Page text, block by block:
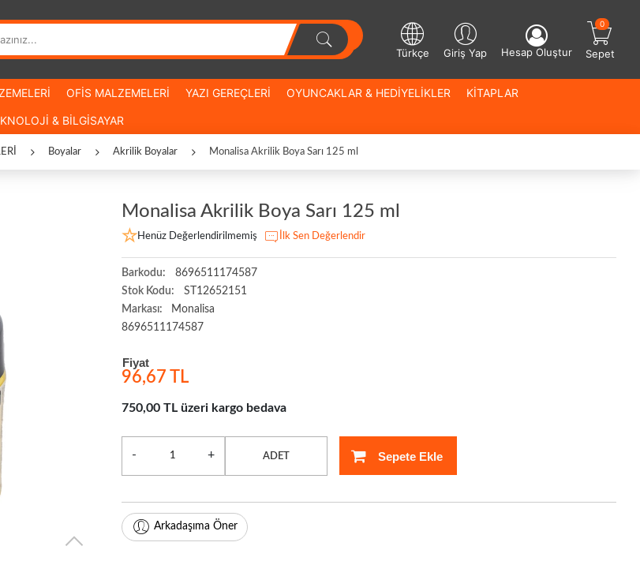
Sepet
0
Türkçe Giriş Yap Hesap Oluştur
OFİS MALZEMELERİ YAZI GEREÇLERİ OYUNCAKLAR & HEDİYELİKLER KİTAPLAR
& BİLGİSAYAR
Boyalar Akrilik Boyalar Monalisa Akrilik Boya Sarı 125 ml
Monalisa Akrilik Boya Sarı 125 ml
Henüz Değerlendirilmemiş İlk Sen Değerlendir
Barkodu:
8696511174587
Stok Kodu:
ST12652151
Markası:
Monalisa
8696511174587
Fiyat
96,67 TL
750,00 TL üzeri kargo bedava
- + ADET Sepete Ekle
Arkadaşıma Öner